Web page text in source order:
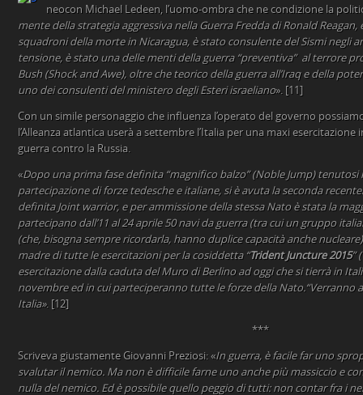
neocon Michael Ledeen, l’uomo-ombra che ne condizione la
mente della strategia aggressiva nella Guerra Fredda di Ronald
squadroni della morte in Nicaragua, è stato consulente del Sismi negli
tensione, è stato una delle menti della guerra “preventiva” al terrore
Bush (Shock and Awe), oltre che teorico della guerra all’Iraq e della
uno dei consulenti del ministero degli Esteri israeliano». [11]
Con un simile personaggio che influenza l’operato del governo
l’Alleanza atlantica userà a settembre l’Italia per una maxi esercitazione
guerra contro la Russia.
«Dopo una prima fase definita “magnifico balzo” (Noble Jump) tenutosi
partecipazione di forze tedesche e italiane, si è avuta la seconda
definita Joint warrior, e per ammissione della stessa Nato è stata la
partecipano dall’11 al 24 aprile 50 navi da guerra (tra cui un gruppo
(che, bisogna sempre ricordarla, hanno duplice capacità anche
madre di tutte le esercitazioni per la cosiddetta “Trident Juncture 2015”
esercitazione dalla caduta del Muro di Berlino ad oggi che si tierrà in
novembre ed in cui parteciperanno tutte le forze della Nato.“Verranno
Italia». [12]
***
Scriveva giustamente Giovanni Preziosi: «In guerra, è facile far uno
svalutar il nemico. Ma non è difficile farne uno anche più massiccio e
nulla del nemico. Ed è possibile quello peggio di tutti: non contar fra i